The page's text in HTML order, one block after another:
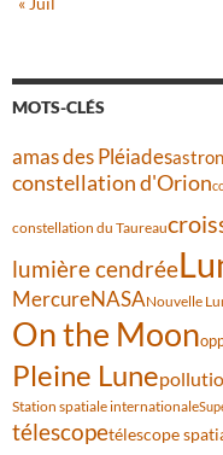
MOTS-CLÉS
amas des Pléiades
constellation d'Orion
constellation du Taureau
lumière cendrée
MercureNASANouvelle
On the Moon
Pleine Lune
Station spatiale internationale
télescopetélescope